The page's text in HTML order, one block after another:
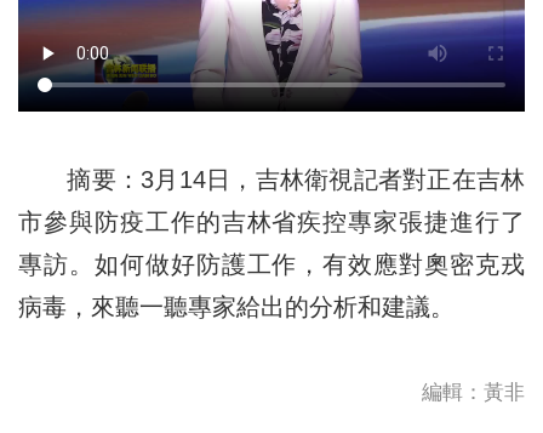
摘要：3月14日，吉林衛視記者對正在吉林
市參與防疫工作的吉林省疾控專家張捷進行了
專訪。如何做好防護工作，有效應對奧密克戎
病毒，來聽一聽專家給出的分析和建議。
編輯：黃非